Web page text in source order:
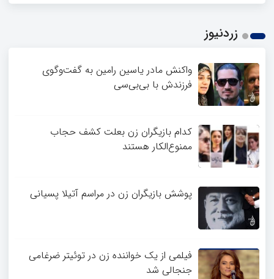
زردنیوز
واکنش مادر یاسین رامین به گفت‌وگوی
فرزندش با بی‌بی‌سی
کدام بازیگران زن بعلت کشف حجاب
ممنوع‌الکار هستند
پوشش بازیگران زن در مراسم آتیلا پسیانی
فیلمی از یک خواننده زن در توئیتر ضرغامی
جنجالی شد